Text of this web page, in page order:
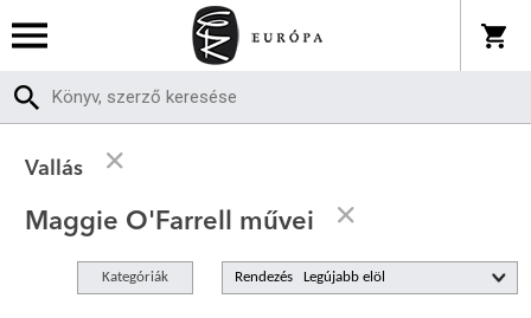
Vallás
Maggie O'Farrell művei
Kategóriák Rendezés